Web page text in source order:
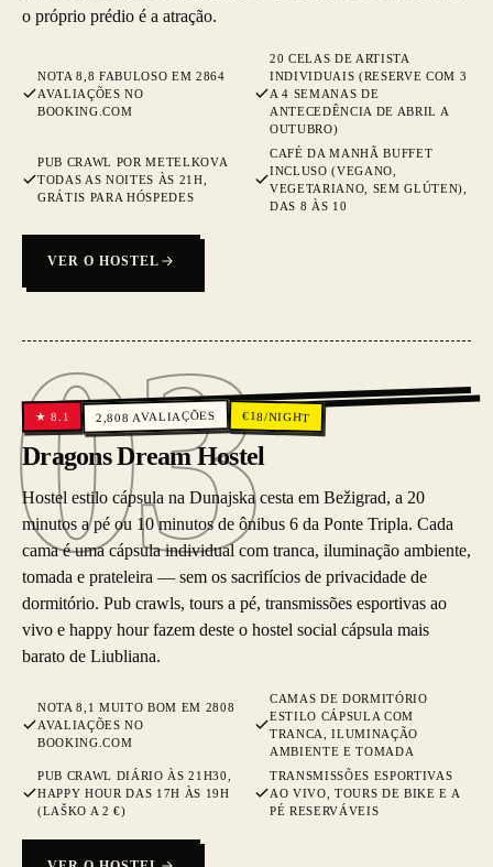
o próprio prédio é a atração.
NOTA 8,8 FABULOSO EM 2864
AVALIAÇÕES NO
BOOKING.COM
20 CELAS DE ARTISTA
INDIVIDUAIS (RESERVE COM 3
A 4 SEMANAS DE
ANTECEDÊNCIA DE ABRIL A
OUTUBRO)
PUB CRAWL POR METELKOVA
TODAS AS NOITES ÀS 21H,
GRÁTIS PARA HÓSPEDES
CAFÉ DA MANHÃ BUFFET
INCLUSO (VEGANO,
VEGETARIANO, SEM GLÚTEN),
DAS 8 ÀS 10
VER O HOSTEL
03
03
★8.1 2,808 AVALIAÇÕES €18/NIGHT
Dragons Dream Hostel
Hostel estilo cápsula na Dunajska cesta em Bežigrad, a 20
minutos a pé ou 10 minutos de ônibus 6 da Ponte Tripla. Cada
cama é uma cápsula individual com tranca, iluminação ambiente,
tomada e prateleira — sem os sacrifícios de privacidade de
dormitório. Pub crawls, tours a pé, transmissões esportivas ao
vivo e happy hour fazem deste o hostel social cápsula mais
barato de Liubliana.
NOTA 8,1 MUITO BOM EM 2808
AVALIAÇÕES NO
BOOKING.COM
CAMAS DE DORMITÓRIO
ESTILO CÁPSULA COM
TRANCA, ILUMINAÇÃO
AMBIENTE E TOMADA
PUB CRAWL DIÁRIO ÀS 21H30,
HAPPY HOUR DAS 17H ÀS 19H
(LAŠKO A 2 €)
TRANSMISSÕES ESPORTIVAS
AO VIVO, TOURS DE BIKE E A
PÉ RESERVÁVEIS